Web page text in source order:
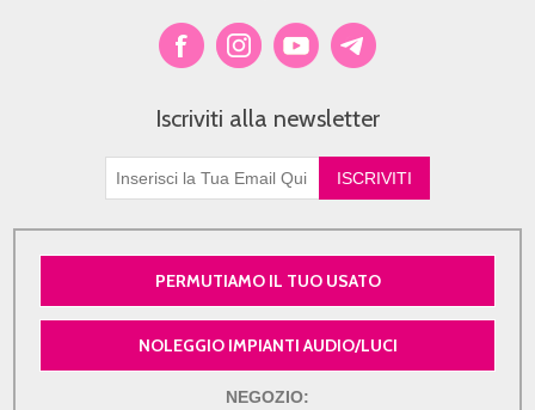
Iscriviti alla newsletter
PERMUTIAMO IL TUO USATO
NOLEGGIO IMPIANTI AUDIO/LUCI
NEGOZIO: